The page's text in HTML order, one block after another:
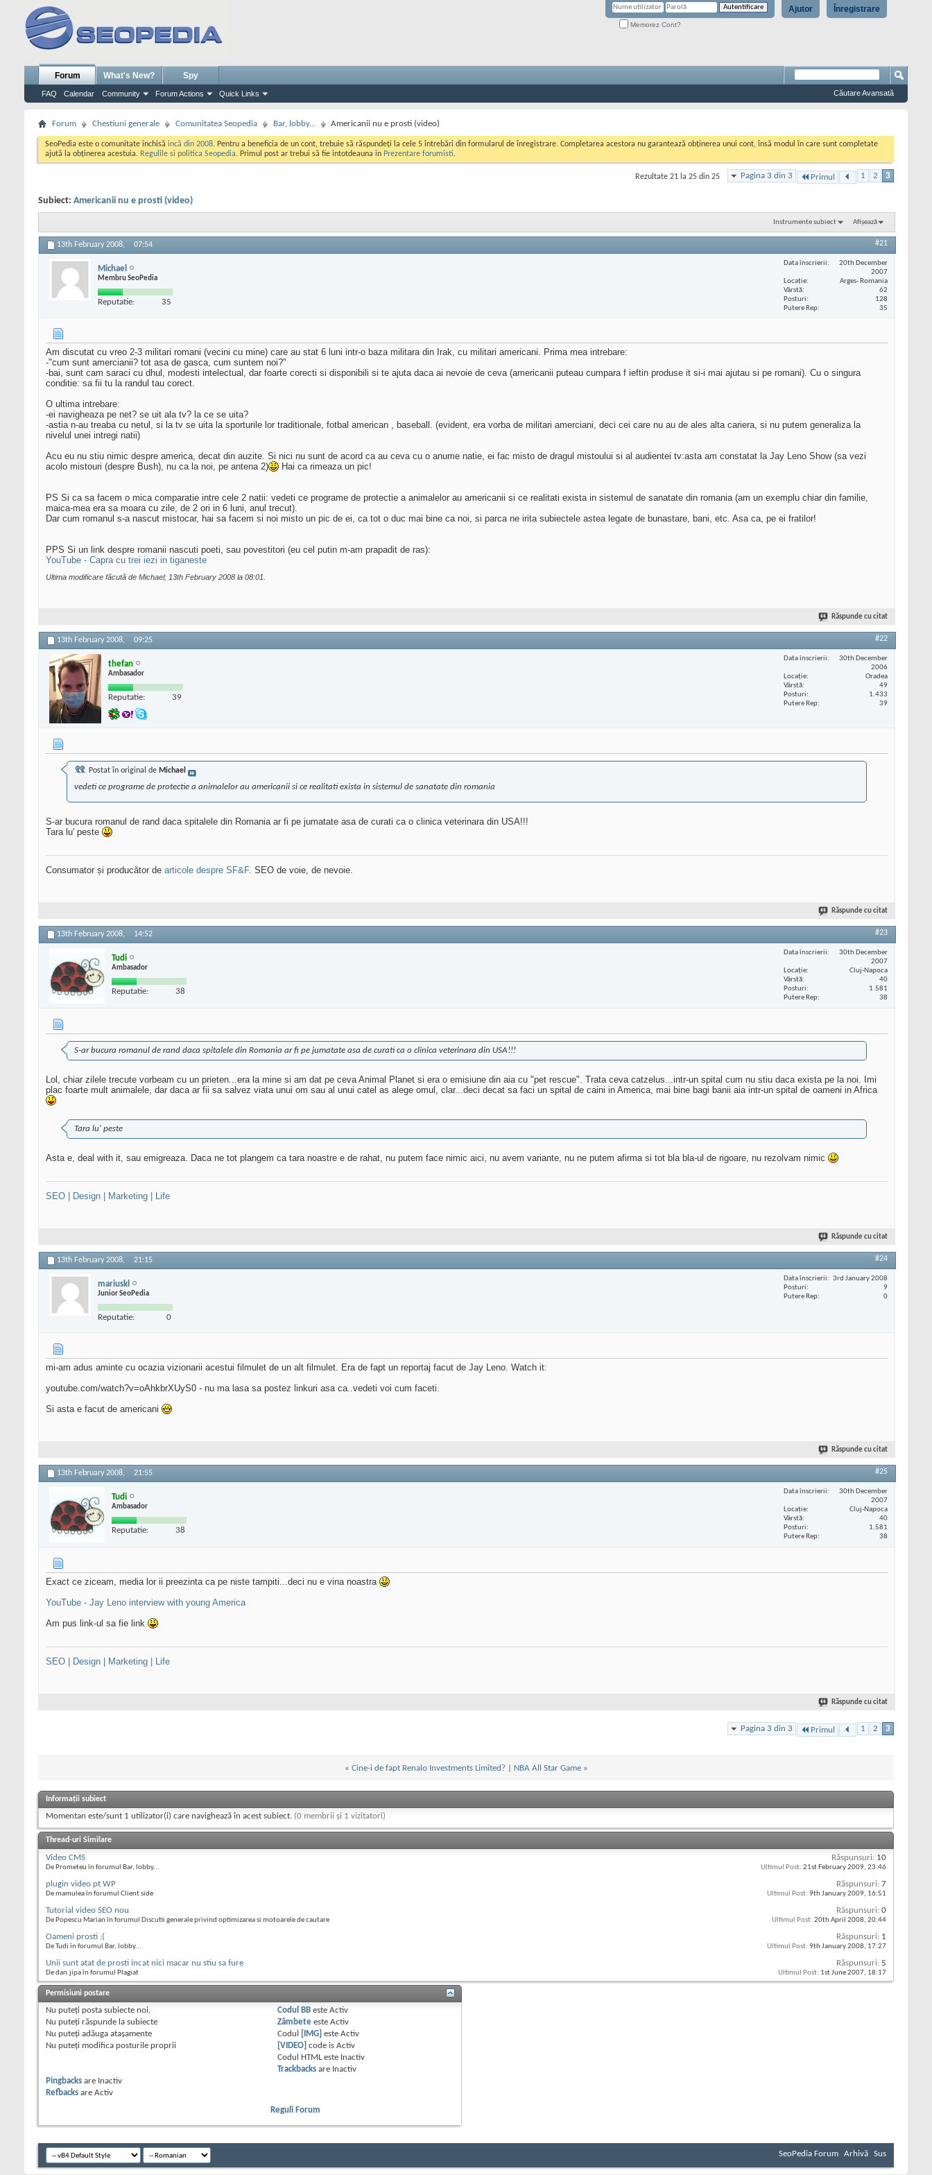
Înregistrare
Ajutor
Memorez Cont?
Forum
FAQ Calendar Community Forum Actions Quick Links
What's New? Spy
Căutare Avansată
Forum Chestiuni generale Comunitatea Seopedia Bar, lobby... Americanii nu e prosti (video)
SeoPedia este o comunitate inchisă incă din 2008. Pentru a beneficia de un cont, trebuie să răspundeți la cele 5 întrebări din formularul de înregistrare. Completarea acestora nu garantează obținerea unui cont, însă modul în care sunt completate
ajută la obținerea acestuia. Regulile si politica Seopedia. Primul post ar trebui să fie intotdeauna in Prezentare forumisti.
Pagina 3 din 3 Primul 1 2 3
Rezultate 21 la 25 din 25
Subiect: Americanii nu e prosti (video)
Instrumente subiect Afișează
13th February 2008, 07:54 #21
Michael
Membru SeoPedia
Reputatie: 35
Data înscrierii
20th December
2007
Locaţie
Arges- Romania
Vârstă
62
Posturi
128
Putere Rep
35
Am discutat cu vreo 2-3 militari romani (vecini cu mine) care au stat 6 luni intr-o baza militara din Irak, cu militari americani. Prima mea intrebare:
-"cum sunt amercianii? tot asa de gasca, cum suntem noi?"
-bai, sunt cam saraci cu dhul, modesti intelectual, dar foarte corecti si disponibili si te ajuta daca ai nevoie de ceva (americanii puteau cumpara f ieftin produse it si-i mai ajutau si pe romani). Cu o singura
conditie: sa fii tu la randul tau corect.
O ultima intrebare:
-ei navigheaza pe net? se uit ala tv? la ce se uita?
-astia n-au treaba cu netul, si la tv se uita la sporturile lor traditionale, fotbal american , baseball. (evident, era vorba de militari amerciani, deci cei care nu au de ales alta cariera, si nu putem generaliza la
nivelul unei intregi natii)
Acu eu nu stiu nimic despre america, decat din auzite. Si nici nu sunt de acord ca au ceva cu o anume natie, ei fac misto de dragul mistoului si al audientei tv:asta am constatat la Jay Leno Show (sa vezi
acolo mistouri (despre Bush), nu ca la noi, pe antena 2)
Hai ca rimeaza un pic!
PS Si ca sa facem o mica comparatie intre cele 2 natii: vedeti ce programe de protectie a animalelor au americanii si ce realitati exista in sistemul de sanatate din romania (am un exemplu chiar din familie,
maica-mea era sa moara cu zile, de 2 ori in 6 luni, anul trecut).
Dar cum romanul s-a nascut mistocar, hai sa facem si noi misto un pic de ei, ca tot o duc mai bine ca noi, si parca ne irita subiectele astea legate de bunastare, bani, etc. Asa ca, pe ei fratilor!
PPS Si un link despre romanii nascuti poeti, sau povestitori (eu cel putin m-am prapadit de ras):
YouTube - Capra cu trei iezi in tiganeste
Ultima modificare făcută de Michael; 13th February 2008 la 08:01
Răspunde cu citat
13th February 2008, 09:25 #22
thefan
Ambasador
Reputatie: 39
Data înscrierii
30th December
2006
Locaţie
Oradea
Vârstă
49
Posturi
1.433
Putere Rep
39
Postat în original de Michael
vedeti ce programe de protectie a animalelor au americanii si ce realitati exista in sistemul de sanatate din romania
S-ar bucura romanul de rand daca spitalele din Romania ar fi pe jumatate asa de curati ca o clinica veterinara din USA!!!
Tara lu' peste
Consumator și producător de articole despre SF&F. SEO de voie, de nevoie.
Răspunde cu citat
13th February 2008, 14:52 #23
Tudi
Ambasador
Reputatie: 38
Data înscrierii
30th December
2007
Locaţie
Cluj-Napoca
Vârstă
40
Posturi
1.581
Putere Rep
38
S-ar bucura romanul de rand daca spitalele din Romania ar fi pe jumatate asa de curati ca o clinica veterinara din USA!!!
Lol, chiar zilele trecute vorbeam cu un prieten...era la mine si am dat pe ceva Animal Planet si era o emisiune din aia cu "pet rescue". Trata ceva catzelus...intr-un spital cum nu stiu daca exista pe la noi. Imi
plac foarte mult animalele, dar daca ar fii sa salvez viata unui om sau al unui catel as alege omul, clar...deci decat sa faci un spital de caini in America, mai bine bagi banii aia intr-un spital de oameni in Africa
Tara lu' peste
Asta e, deal with it, sau emigreaza. Daca ne tot plangem ca tara noastre e de rahat, nu putem face nimic aici, nu avem variante, nu ne putem afirma si tot bla bla-ul de rigoare, nu rezolvam nimic
SEO | Design | Marketing | Life
Răspunde cu citat
13th February 2008, 21:15 #24
mariuskl
Junior SeoPedia
Reputatie: 0
Data înscrierii
3rd January 2008
Posturi
9
Putere Rep
0
mi-am adus aminte cu ocazia vizionarii acestui filmulet de un alt filmulet. Era de fapt un reportaj facut de Jay Leno. Watch it:
youtube.com/watch?v=oAhkbrXUyS0 - nu ma lasa sa postez linkuri asa ca..vedeti voi cum faceti.
Si asta e facut de americani
Răspunde cu citat
13th February 2008, 21:55 #25
Tudi
Ambasador
Reputatie: 38
Data înscrierii
30th December
2007
Locaţie
Cluj-Napoca
Vârstă
40
Posturi
1.581
Putere Rep
38
Exact ce ziceam, media lor ii preezinta ca pe niste tampiti...deci nu e vina noastra
YouTube - Jay Leno interview with young America
Am pus link-ul sa fie link
SEO | Design | Marketing | Life
Răspunde cu citat
Pagina 3 din 3 Primul 1 2 3
« Cine-i de fapt Renalo Investments Limited?| NBA All Star Game »
Informații subiect
Momentan este/sunt 1 utilizator(i) care navighează în acest subiect. (0 membrii și 1 vizitatori)
Thread-uri Similare
Video CMS
De Prometeu în forumul Bar, lobby...
Răspunsuri: 10
Ultimul Post: 21st February 2009, 23:46
plugin video pt WP
De mamulea în forumul Client side
Răspunsuri: 7
Ultimul Post: 9th January 2009, 16:51
Tutorial video SEO nou
De Popescu Marian în forumul Discutii generale privind optimizarea si motoarele de cautare
Răspunsuri: 0
Ultimul Post: 20th April 2008, 20:44
Oameni prosti :(
De Tudi în forumul Bar, lobby...
Răspunsuri: 1
Ultimul Post: 9th January 2008, 17:27
Unii sunt atat de prosti incat nici macar nu stiu sa fure
De dan.jipa în forumul Plagiat
Răspunsuri: 5
Ultimul Post: 1st June 2007, 18:17
Permisiuni postare
Nu puteţi posta subiecte noi.
Nu puteţi răspunde la subiecte
Nu puteţi adăuga ataşamente
Nu puteţi modifica posturile proprii
Codul BB esteActiv
Zâmbete esteActiv
Codul
[IMG] esteActiv
[VIDEO] code isActiv
Codul HTML este Inactiv
Trackbacks are Inactiv
Pingbacks are Inactiv
Refbacks are Activ
Reguli Forum
SeoPedia Forum Arhivă Sus